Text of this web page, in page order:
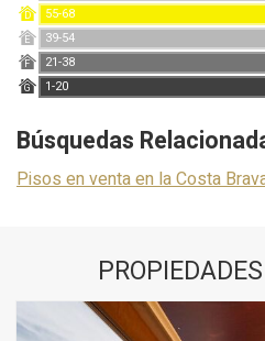
D 55-68
E 39-54
F 21-38
G 1-20
Búsquedas
Pisos en venta en la Costa